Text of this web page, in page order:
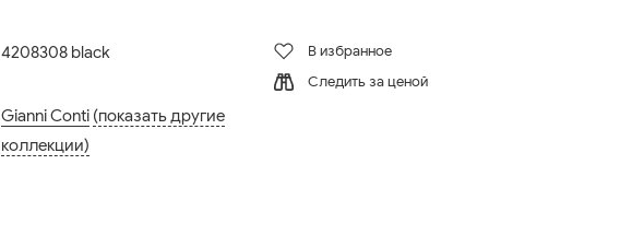
4208308 black
Gianni Conti (показать другие
коллекции)
В избранное
Следить за ценой